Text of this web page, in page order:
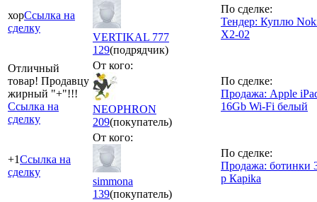
хорСсылка на
сделку
VERTIKAL 777
129(подрядчик)
По сделке:
Тендер: Куплю
X2-02
Отличный
товар! Продавцу
жирный "+"!!!
Ссылка на
сделку
От кого:
NEOPHRON
209(покупатель)
По сделке:
Продажа: Apple
16Gb Wi-Fi белый
+1Ссылка на
сделку
От кого:
simmona
139(покупатель)
По сделке:
Продажа: ботинки
р Каpika